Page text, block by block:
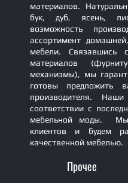
материалов.
бук, дуб, ясень,
возможность
ассортимент
мебели. Связавшись
материалов
механизмы), мы
готовы предложить
производителя.
соответствии с
мебельной моды. Мы
клиентов и будем
качественной мебелью.
Прочее